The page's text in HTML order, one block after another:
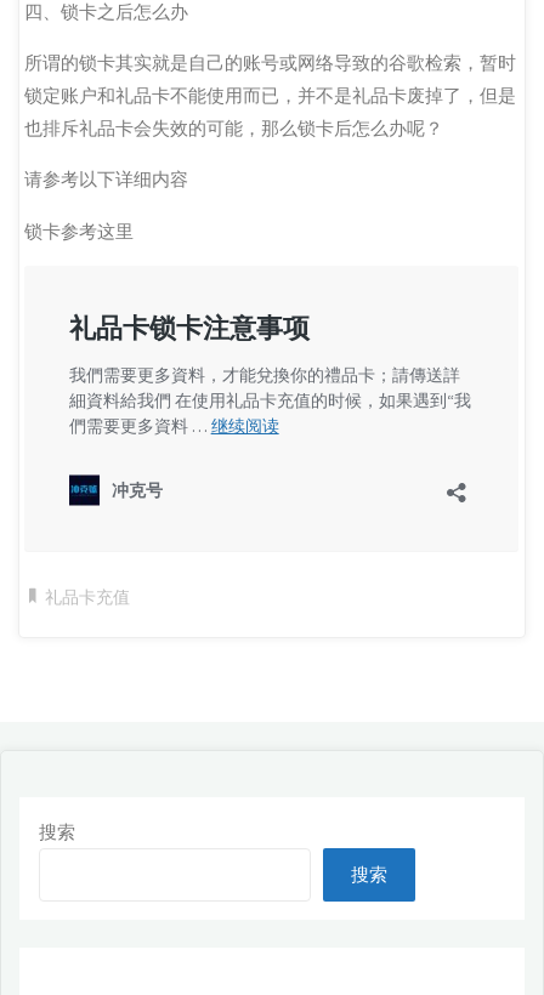
四、锁卡之后怎么办
所谓的锁卡其实就是自己的账号或网络导致的谷歌检索，暂时
锁定账户和礼品卡不能使用而已，并不是礼品卡废掉了，但是
也排斥礼品卡会失效的可能，那么锁卡后怎么办呢？
请参考以下详细内容
锁卡参考这里
礼品卡充值
搜索
搜索